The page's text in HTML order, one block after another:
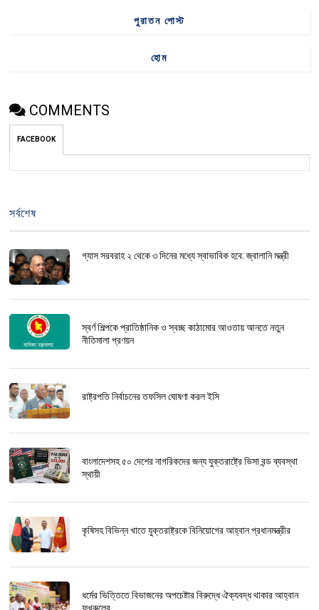
পুরাতন পোস্ট
হোম
COMMENTS
FACEBOOK
সর্বশেষ
গ্যাস সরবরাহ ২ থেকে ৩ দিনের মধ্যে স্বাভাবিক হবে: জ্বালানি মন্ত্রী
স্বর্ণ শিল্পকে প্রাতিষ্ঠানিক ও স্বচ্ছ কাঠামোর আওতায় আনতে নতুন
নীতিমালা প্রণয়ন
রাষ্ট্রপতি নির্বাচনের তফসিল ঘোষণা করল ইসি
বাংলাদেশসহ ৫০ দেশের নাগরিকদের জন্য যুক্তরাষ্ট্রে ভিসা বন্ড ব্যবস্থা
স্থায়ী
কৃষিসহ বিভিন্ন খাতে যুক্তরাষ্ট্রকে বিনিয়োগের আহ্বান প্রধানমন্ত্রীর
ধর্মের ভিত্তিতে বিভাজনের অপচেষ্টার বিরুদ্ধে ঐক্যবদ্ধ থাকার আহ্বান